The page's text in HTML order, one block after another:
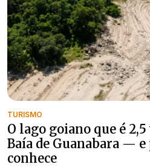
TURISMO
O lago goiano que é
Baía de Guanabara — e
conhece